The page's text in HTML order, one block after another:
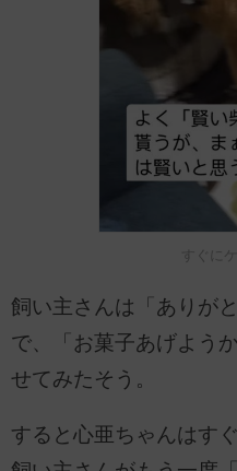
すぐに
飼い主さんは「ありが
で、「お菓子あげよう
せてみたそう。
すると心亜ちゃんはす